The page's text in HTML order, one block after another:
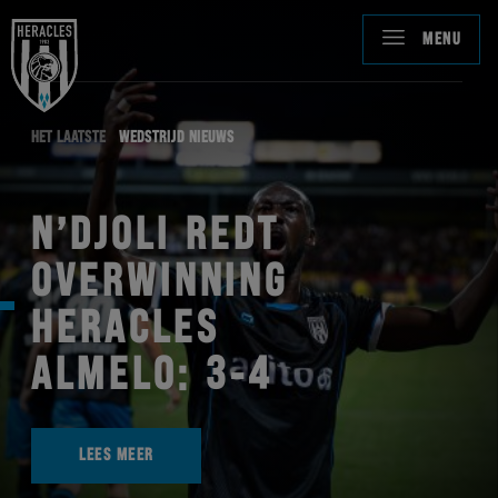
MENU
HET LAATSTE WEDSTRIJD NIEUWS
N’DJOLI REDT
OVERWINNING
HERACLES
ALMELO: 3-4
LEES MEER